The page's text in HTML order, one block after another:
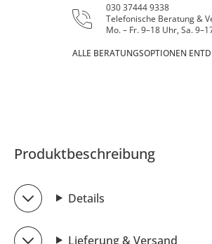
030 37444 9338
Telefonische Beratung &
Mo. – Fr. 9–18 Uhr, Sa.
ALLE BERATUNGSOPTIONEN
Produktbeschreibung
Details
Lieferung & Versand